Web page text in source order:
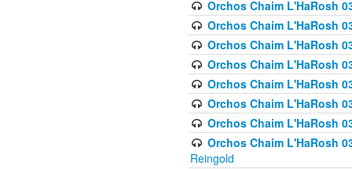
Orchos Chaim L'HaRosh
Orchos Chaim L'HaRosh
Orchos Chaim L'HaRosh
Orchos Chaim L'HaRosh
Orchos Chaim L'HaRosh
Orchos Chaim L'HaRosh
Orchos Chaim L'HaRosh
Orchos Chaim L'HaRosh
Reingold